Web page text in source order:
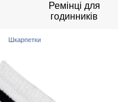
Ремінці для
годинників
Шкарпетки